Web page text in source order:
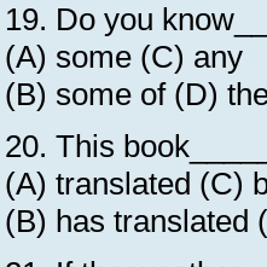
19. Do you
(A) some (C) any
(B) some of (D)
20. This
(A) translated (C)
(B) has translated